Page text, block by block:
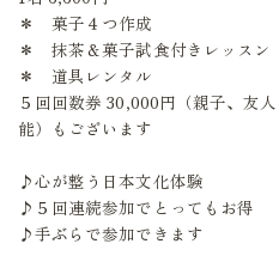
＊ 菓子４つ作成
＊ 抹茶＆菓子試食付きレッスン
＊ 道具レンタル
５回回数券 30,000円（親子、友
能）もございます
♪心が整う日本文化体験
♪５回連続参加でとってもお得
♪手ぶらで参加できます